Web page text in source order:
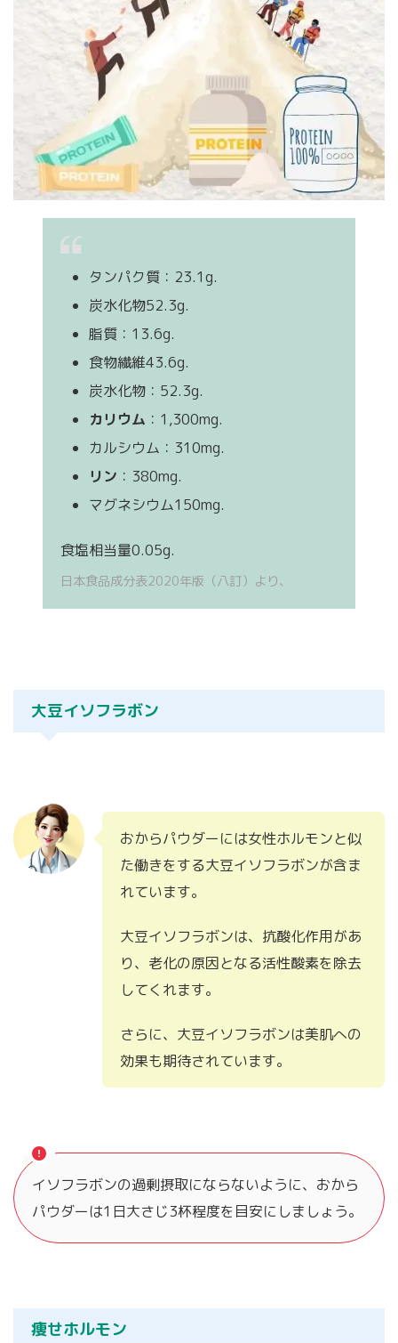
タンパク質：23.1g.
炭水化物52.3g.
脂質：13.6g.
食物繊維43.6g.
炭水化物：52.3g.
カリウム ：1,300mg.
カルシウム：310mg.
リン ：380mg.
マグネシウム150mg.
食塩相当量0.05g.
日本食品成分表2020年版（八訂）より、
大豆イソフラボン
おからパウダーには女性ホルモンと似
た働きをする大豆イソフラボンが含ま
れています。
大豆イソフラボンは、抗酸化作用があ
り、老化の原因となる活性酸素を除去
してくれます。
さらに、大豆イソフラボンは美肌への
効果も期待されています。
イソフラボンの過剰摂取にならないように、おから
パウダーは1日大さじ3杯程度を目安にしましょう。
痩せホルモン